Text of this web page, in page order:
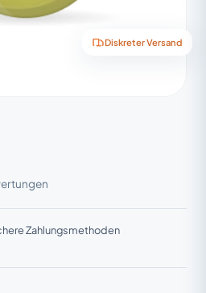
Diskreter Versand
Zahlungsmethoden